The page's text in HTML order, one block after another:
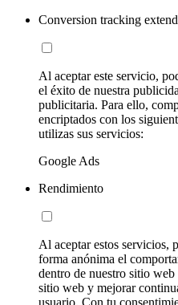
Conversion tracking
Al aceptar este servicio,
el éxito de nuestra
publicitaria. Para ello,
encriptados con los
utilizas sus servicios:
Google Ads
Rendimiento
Al aceptar estos servicios,
forma anónima el
dentro de nuestro sitio
sitio web y mejorar
usuario. Con tu